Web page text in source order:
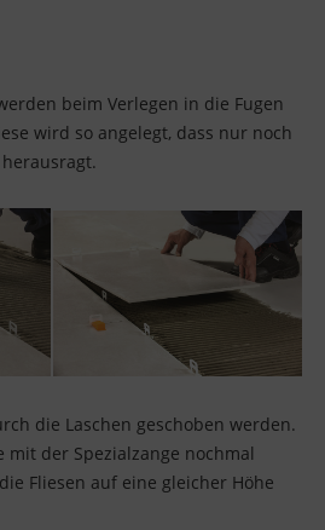
beim Verlegen in die Fugen
wird so angelegt, dass nur noch
die Laschen geschoben werden.
mit der Spezialzange nochmal
Fliesen auf eine gleicher Höhe